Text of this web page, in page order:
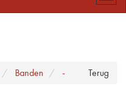
Terug
Banden -